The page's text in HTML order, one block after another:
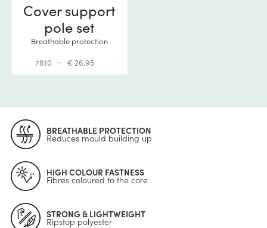
Cover support
pole set
Breathable protection
7810 € 26,95
BREATHABLE PROTECTION
Reduces mould building up
HIGH COLOUR FASTNESS
Fibres coloured to the core
STRONG & LIGHTWEIGHT
Ripstop polyester